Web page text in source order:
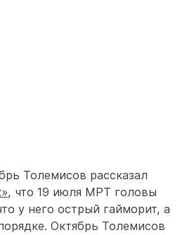
Толемисов рассказал
, что 19 июля МРТ головы
у него острый гайморит, а
Октябрь Толемисов